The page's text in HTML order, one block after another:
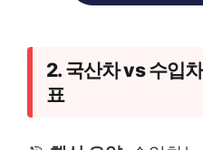
2. 국산차 vs 수입
표